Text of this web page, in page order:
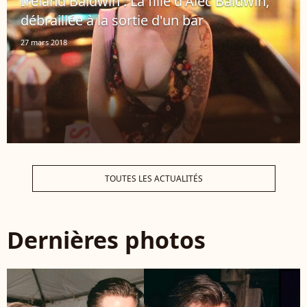
débraillée à la sortie d'un bar
27 mars 2018
TOUTES LES ACTUALITÉS
Dernières photos